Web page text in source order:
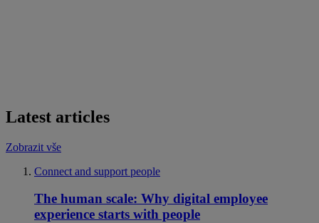
Latest articles
Zobrazit vše
Connect and support people
The human scale: Why digital employee
experience starts with people